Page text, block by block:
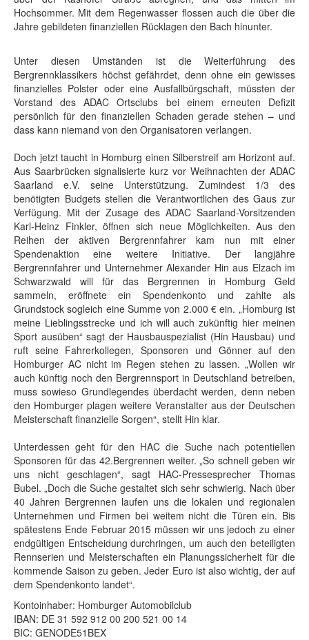
Hochsommer. Mit dem Regenwasser flossen auch die über die
Jahre gebildeten finanziellen Rücklagen den Bach hinunter.
Unter diesen Umständen ist die Weiterführung des
Bergrennklassikers höchst gefährdet, denn ohne ein gewisses
finanzielles Polster oder eine Ausfallbürgschaft, müssten der
Vorstand des ADAC Ortsclubs bei einem erneuten Defizit
persönlich für den finanziellen Schaden gerade stehen – und
dass kann niemand von den Organisatoren verlangen.
Doch jetzt taucht in Homburg einen Silberstreif am Horizont auf.
Aus Saarbrücken signalisierte kurz vor Weihnachten der ADAC
Saarland e.V. seine Unterstützung. Zumindest 1/3 des
benötigten Budgets stellen die Verantwortlichen des Gaus zur
Verfügung. Mit der Zusage des ADAC Saarland-Vorsitzenden
Karl-Heinz Finkler, öffnen sich neue Möglichkeiten. Aus den
Reihen der aktiven Bergrennfahrer kam nun mit einer
Spendenaktion eine weitere Initiative. Der langjähre
Bergrennfahrer und Unternehmer Alexander Hin aus Elzach im
Schwarzwald will für das Bergrennen in Homburg Geld
sammeln, eröffnete ein Spendenkonto und zahlte als
Grundstock sogleich eine Summe von 2.000 € ein. „Homburg ist
meine Lieblingsstrecke und ich will auch zukünftig hier meinen
Sport ausüben“ sagt der Hausbauspezialist (Hin Hausbau) und
ruft seine Fahrerkollegen, Sponsoren und Gönner auf den
Homburger AC nicht im Regen stehen zu lassen. „Wollen wir
auch künftig noch den Bergrennsport in Deutschland betreiben,
muss sowieso Grundlegendes überdacht werden, denn neben
den Homburger plagen weitere Veranstalter aus der Deutschen
Meisterschaft finanzielle Sorgen“, stellt Hin klar.
Unterdessen geht für den HAC die Suche nach potentiellen
Sponsoren für das 42.Bergrennen weiter. „So schnell geben wir
uns nicht geschlagen“, sagt HAC-Pressesprecher Thomas
Bubel. „Doch die Suche gestaltet sich sehr schwierig. Nach über
40 Jahren Bergrennen laufen uns die lokalen und regionalen
Unternehmen und Firmen bei weitem nicht die Türen ein. Bis
spätestens Ende Februar 2015 müssen wir uns jedoch zu einer
endgültigen Entscheidung durchringen, um auch den beteiligten
Rennserien und Meisterschaften ein Planungssicherheit für die
kommende Saison zu geben. Jeder Euro ist also wichtig, der auf
dem Spendenkonto landet“.
Kontoinhaber: Homburger Automobilclub
IBAN: DE 31 592 912 00 200 521 00 14
BIC: GENODE51BEX